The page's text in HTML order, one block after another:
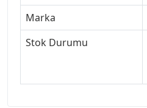
Marka
Stok Durumu